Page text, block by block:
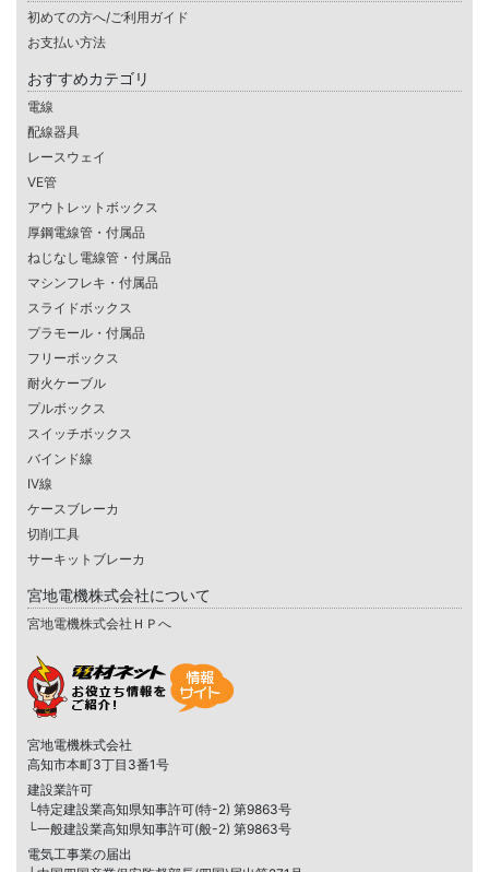
初めての方へ/ご利用ガイド
お支払い方法
おすすめカテゴリ
電線
配線器具
レースウェイ
VE管
アウトレットボックス
厚鋼電線管・付属品
ねじなし電線管・付属品
マシンフレキ・付属品
スライドボックス
プラモール・付属品
フリーボックス
耐火ケーブル
プルボックス
スイッチボックス
バインド線
IV線
ケースブレーカ
切削工具
サーキットブレーカ
宮地電機株式会社について
宮地電機株式会社ＨＰへ
宮地電機株式会社
高知市本町3丁目3番1号
建設業許可
└特定建設業高知県知事許可(特-2) 第9863号
└一般建設業高知県知事許可(般-2) 第9863号
電気工事業の届出